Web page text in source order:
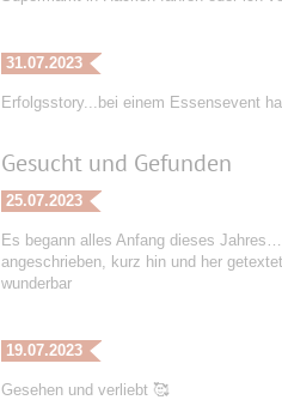
31.07.2023
Erfolgsstory...bei einem Essensevent
Gesucht und Gefunden
25.07.2023
Es begann alles Anfang dieses
angeschrieben, kurz hin und her
wunderbar
19.07.2023
Gesehen und verliebt 🥰